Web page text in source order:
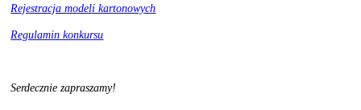
Rejestracja modeli kartonowych
Regulamin konkursu
Serdecznie zapraszamy!